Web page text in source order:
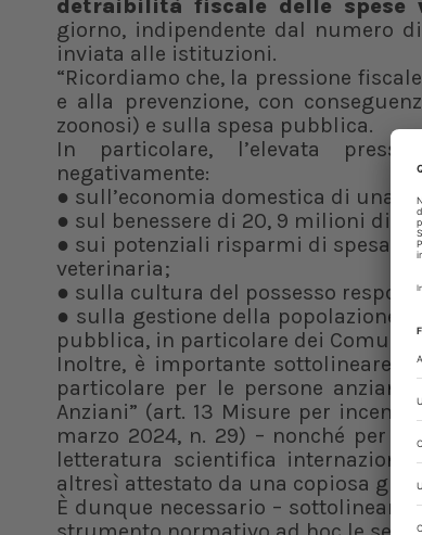
detraibilità fiscale delle spese
giorno, indipendente dal numero
inviata alle istituzioni.
“Ricordiamo che, la pressione
e alla prevenzione, con
zoonosi) e sulla spesa pubblica.
In particolare, l’elevata
negativamente:
● sull’economia domestica di una
● sul benessere di 20, 9 milioni di
● sui potenziali risparmi di spesa
veterinaria;
● sulla cultura del possesso
● sulla gestione della popolazione
pubblica, in particolare dei Comuni.
Inoltre, è importante sottolineare il
particolare per le persone
Anziani” (art. 13 Misure per
marzo 2024, n. 29) – nonché per
letteratura scientifica
altresì attestato da una copiosa
È dunque necessario –